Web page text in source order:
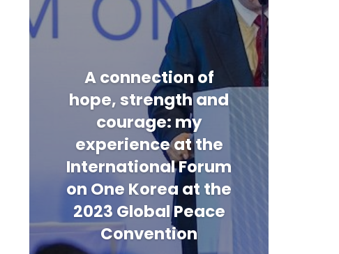
A connection of
hope, strength and
courage: my
experience at the
International Forum
on One Korea at the
2023 Global Peace
Convention